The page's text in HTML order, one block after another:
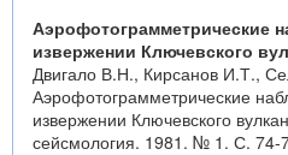
Аэрофотограмметрические
извержении Ключевского
Двигало В.Н., Кирсанов И.Т.,
Аэрофотограмметрические
извержении Ключевского
сейсмология. 1981. № 1. С. 74-